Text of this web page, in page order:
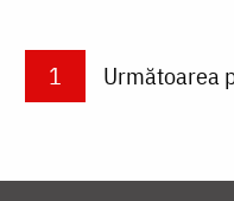
PaginareCurrent page
1 Next page
Următoarea